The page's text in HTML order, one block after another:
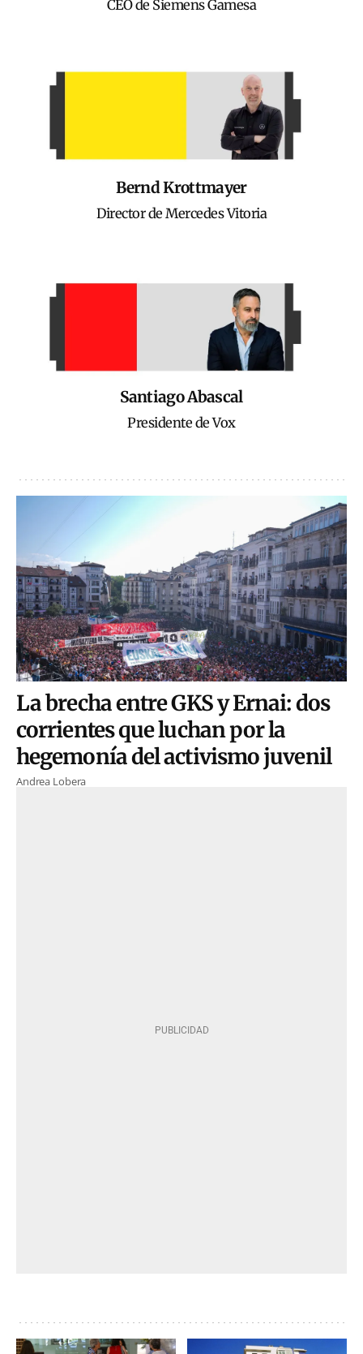
CEO de Siemens Gamesa
Bernd Krottmayer
Director de Mercedes Vitoria
Santiago Abascal
Presidente de Vox
La brecha entre GKS y Ernai: dos
corrientes que luchan por la
hegemonía del activismo juvenil
Andrea Lobera